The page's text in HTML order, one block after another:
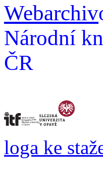
Webarchiv
Národní
ČR
loga ke